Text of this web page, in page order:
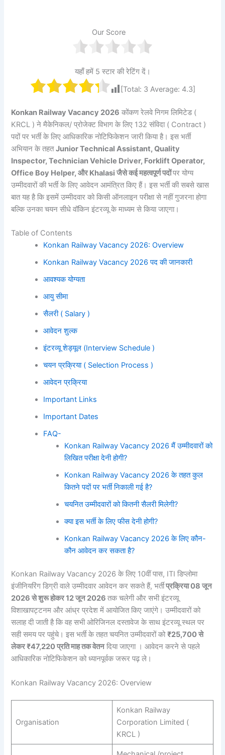
Our Score
यहाँ हमें 5 स्टार की रेटिंग दें।
[Total: 3 Average: 4.3]
Konkan Railway Vacancy 2026 कोंकण रेलवे निगम लिमिटेड (
KRCL ) ने मैकेनिकल/ प्रोजेक्ट विभाग के लिए 132 संविदा ( Contract )
पदों पर भर्ती के लिए आधिकारिक नोटिफिकेशन जारी किया है। इस भर्ती
अभियान के तहतJunior Technical Assistant, Quality
Inspector, Technician Vehicle Driver, Forklift Operator,
Office Boy Helper, और Khalasi जैसे कई महत्वपूर्ण पदोंपर योग्य
उम्मीदवारों की भर्ती के लिए आवेदन आमंत्रित किए हैं। इस भर्ती की सबसे खास
बात यह है कि इसमें उम्मीदवार को किसी ऑनलाइन परीक्षा से नहीं गुजरना होगा
बल्कि उनका चयन सीधे वॉकिन इंटरव्यू के माध्यम से किया जाएगा।
Table of Contents
Konkan Railway Vacancy 2026: Overview
Konkan Railway Vacancy 2026 पद की जानकारी
आवश्यक योग्यता
आयु सीमा
सैलरी ( Salary )
आवेदन शुल्क
इंटरव्यू शेड्यूल (Interview Schedule )
चयन प्रक्रिया ( Selection Process )
आवेदन प्रक्रिया
Important Links
Important Dates
FAQ-
Konkan Railway Vacancy 2026 मैं उम्मीदवारों को
लिखित परीक्षा देनी होगी?
Konkan Railway Vacancy 2026 के तहत कुल
कितने पदों पर भर्ती निकाली गई है?
चयनित उम्मीदवारों को कितनी सैलरी मिलेगी?
क्या इस भर्ती के लिए फीस देनी होगी?
Konkan Railway Vacancy 2026 के लिए कौन-
कौन आवेदन कर सकता है?
Konkan Railway Vacancy 2026 के लिए 10वीं पास, ITI डिप्लोमा
इंजीनियरिंग डिग्री वाले उम्मीदवार आवेदन कर सकते हैं, भर्तीप्रक्रिया 08 जून
2026 से शुरू होकर 12 जून 2026तक चलेगी और सभी इंटरव्यू
विशाखापट्टनम और आंध्र प्रदेश में आयोजित किए जाएंगे। उम्मीदवारों को
सलाह दी जाती है कि वह सभी ओरिजिनल दस्तावेज के साथ इंटरव्यू स्थल पर
सही समय पर पहुंचे। इस भर्ती के तहत चयनित उम्मीदवारों को₹25,700 से
लेकर ₹47,220 प्रति माह तक वेतनदिया जाएगा । आवेदन करने से पहले
आधिकारिक नोटिफिकेशन को ध्यानपूर्वक जरूर पढ़ ले।
Konkan Railway Vacancy 2026: Overview
Organisation
Konkan Railway
Corporation Limited (
KRCL )